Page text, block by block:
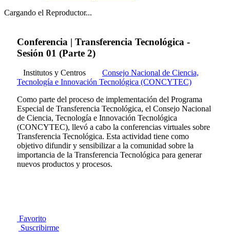
Cargando el Reproductor...
Conferencia | Transferencia Tecnológica -
Sesión 01 (Parte 2)
Institutos y Centros
Consejo Nacional de Ciencia,
Tecnología e Innovación Tecnológica (CONCYTEC)
Como parte del proceso de implementación del Programa
Especial de Transferencia Tecnológica, el Consejo Nacional
de Ciencia, Tecnología e Innovación Tecnológica
(CONCYTEC), llevó a cabo la conferencias virtuales sobre
Transferencia Tecnológica. Esta actividad tiene como
objetivo difundir y sensibilizar a la comunidad sobre la
importancia de la Transferencia Tecnológica para generar
nuevos productos y procesos.
Favorito
Suscribirme